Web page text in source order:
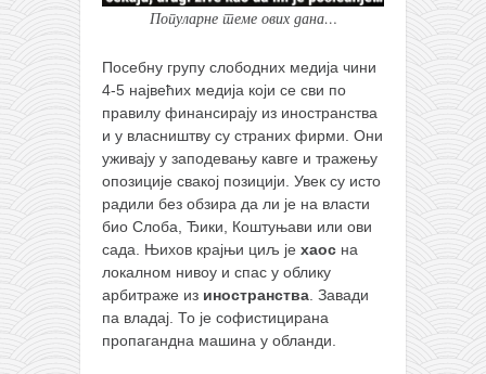
Популарне теме ових дана…
Посебну групу слободних медија чини
4-5 највећих медија који се сви по
правилу финансирају из иностранства
и у власништву су страних фирми. Они
уживају у заподевању кавге и тражењу
опозиције свакој позицији. Увек су исто
радили без обзира да ли је на власти
био Слоба, Ђики, Коштуњави или ови
сада. Њихов крајњи циљ је хаос на
локалном нивоу и спас у облику
арбитраже из иностранства . Завади
па владај. То је софистицирана
пропагандна машина у обланди.